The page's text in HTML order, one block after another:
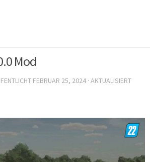
Mod
FEBRUAR 25, 2024 · AKTUALISIERT